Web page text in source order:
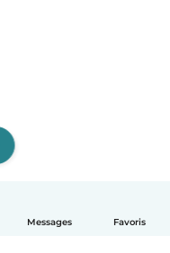
Messages Favoris